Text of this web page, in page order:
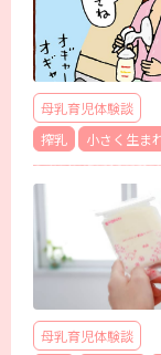
母乳育児体験談
搾乳
小さく生ま
母乳育児体験談